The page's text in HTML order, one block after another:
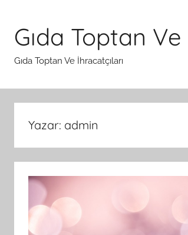
Gıda Toptan
Gıda Toptan Ve İhracatçıları
Yazar: admin